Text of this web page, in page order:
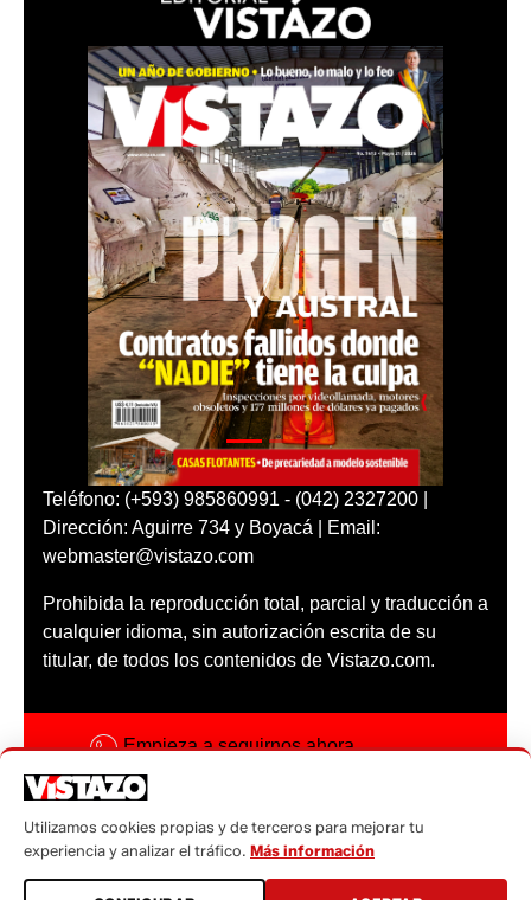
Teléfono: (+593) 985860991 - (042) 2327200 |
Dirección: Aguirre 734 y Boyacá | Email:
webmaster@vistazo.com
Prohibida la reproducción total, parcial y traducción a
cualquier idioma, sin autorización escrita de su
titular, de todos los contenidos de Vistazo.com.
Empieza a seguirnos ahora
Código ética
Sugerencias a:
Utilizamos cookies propias y de terceros para mejorar tu
experiencia y analizar el tráfico. Más información